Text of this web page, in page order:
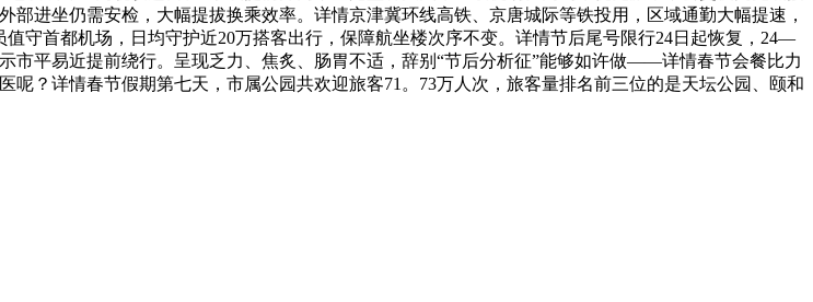
进坐仍需安检，大幅提拔换乘效率。详情京津冀环线高铁、京唐城际等铁投用，区域通勤大幅提速，
守首都机场，日均守护近20万搭客出行，保障航坐楼次序不变。详情节后尾号限行24日起恢复，24—
市平易近提前绕行。呈现乏力、焦炙、肠胃不适，辞别“节后分析征”能够如许做——详情春节会餐比力
？详情春节假期第七天，市属公园共欢迎旅客71。73万人次，旅客量排名前三位的是天坛公园、颐和